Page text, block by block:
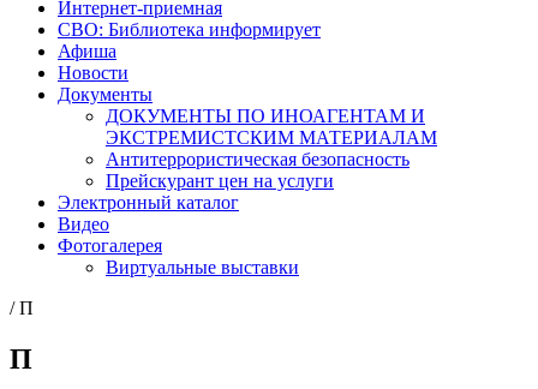
Интернет-приемная
СВО: Библиотека информирует
Афиша
Новости
Документы
ДОКУМЕНТЫ ПО ИНОАГЕНТАМ И
ЭКСТРЕМИСТСКИМ МАТЕРИАЛАМ
Антитеррористическая безопасность
Прейскурант цен на услуги
Электронный каталог
Видео
Фотогалерея
Виртуальные выставки
/П
П